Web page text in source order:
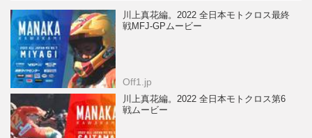
川上真花編。2022 全日本モトクロス最終
戦MFJ-GPムービー
Off1.jp
川上真花編。2022 全日本モトクロス第6
戦ムービー